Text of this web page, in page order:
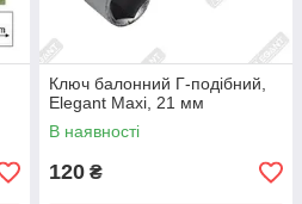
Ключ балонний Г-подібний,
Elegant Maxi, 21 мм
В наявності
120 ₴